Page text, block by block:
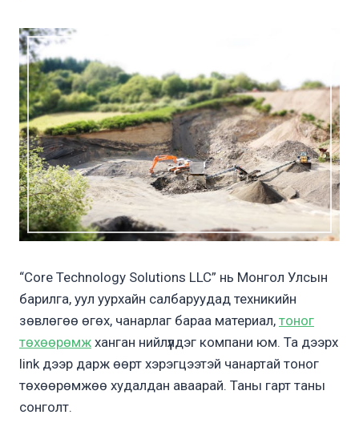
“Core Technology Solutions LLC” нь Монгол Улсын
барилга, уул уурхайн салбаруудад техникийн
зөвлөгөө өгөх, чанарлаг бараа материал, тоног
төхөөрөмж ханган нийлүүлдэг компани юм. Та дээрх
link дээр дарж өөрт хэрэгцээтэй чанартай тоног
төхөөрөмжөө худалдан аваарай. Таны гарт таны
сонголт.